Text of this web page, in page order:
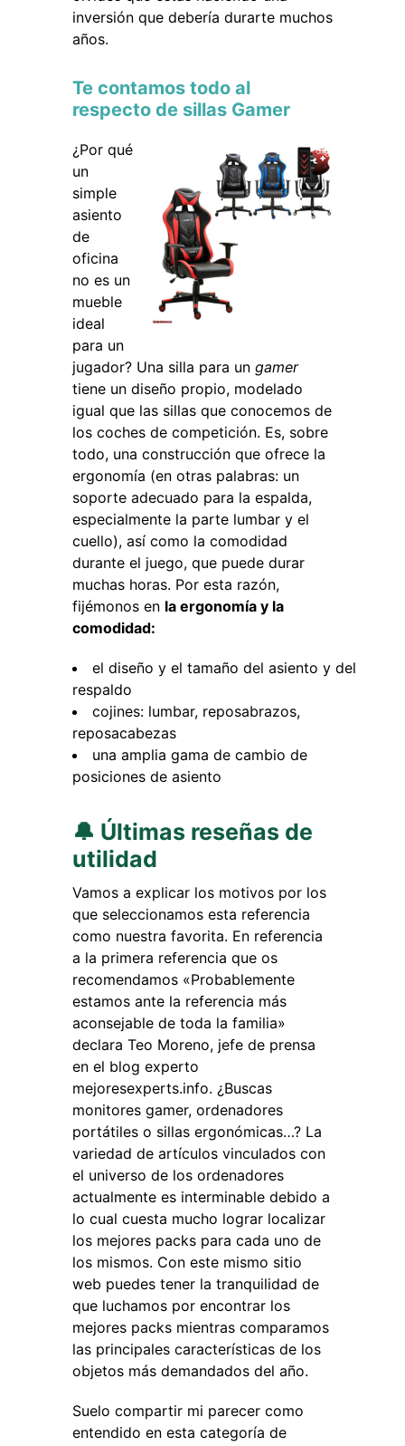
inversión que debería durarte muchos
años.
Te contamos todo al
respecto de sillas Gamer
¿Por qué
un
simple
asiento
de
oficina
no es un
mueble
ideal
para un
jugador? Una silla para un gamer
tiene un diseño propio, modelado
igual que las sillas que conocemos de
los coches de competición. Es, sobre
todo, una construcción que ofrece la
ergonomía (en otras palabras: un
soporte adecuado para la espalda,
especialmente la parte lumbar y el
cuello), así como la comodidad
durante el juego, que puede durar
muchas horas. Por esta razón,
fijémonos en la ergonomía y la
comodidad:
el diseño y el tamaño del asiento y del
respaldo
cojines: lumbar, reposabrazos,
reposacabezas
una amplia gama de cambio de
posiciones de asiento
🔔 Últimas reseñas de
utilidad
Vamos a explicar los motivos por los
que seleccionamos esta referencia
como nuestra favorita. En referencia
a la primera referencia que os
recomendamos «Probablemente
estamos ante la referencia más
aconsejable de toda la familia»
declara Teo Moreno, jefe de prensa
en el blog experto
mejoresexperts.info. ¿Buscas
monitores gamer, ordenadores
portátiles o sillas ergonómicas…? La
variedad de artículos vinculados con
el universo de los ordenadores
actualmente es interminable debido a
lo cual cuesta mucho lograr localizar
los mejores packs para cada uno de
los mismos. Con este mismo sitio
web puedes tener la tranquilidad de
que luchamos por encontrar los
mejores packs mientras comparamos
las principales características de los
objetos más demandados del año.
Suelo compartir mi parecer como
entendido en esta categoría de